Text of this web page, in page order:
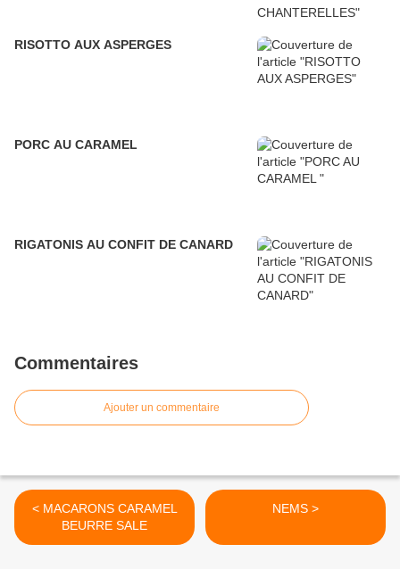
RISOTTO AUX ASPERGES
PORC AU CARAMEL
RIGATONIS AU CONFIT DE CANARD
Commentaires
Ajouter un commentaire
< MACARONS CARAMEL
BEURRE SALE
NEMS >